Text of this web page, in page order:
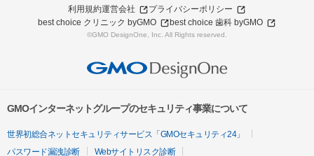
利用規約運営会社
プライバシーポリシー
best choice クリニック byGMO
best choice 歯科 byGMO
©GMO DesignOne, Inc. All Rights reserved.
GMOインターネットグループのセキュリティ事業について
世界初総合ネットセキュリティサービス「GMOセキュリティ24」
パスワード漏洩診断
Webサイトリスク診断